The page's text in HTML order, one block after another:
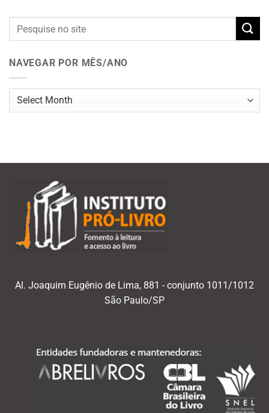
NAVEGAR POR MÊS/ANO
Navegar
Al. Joaquim Eugênio de Lima, 881 - conjunto 1011/1012
São Paulo/SP